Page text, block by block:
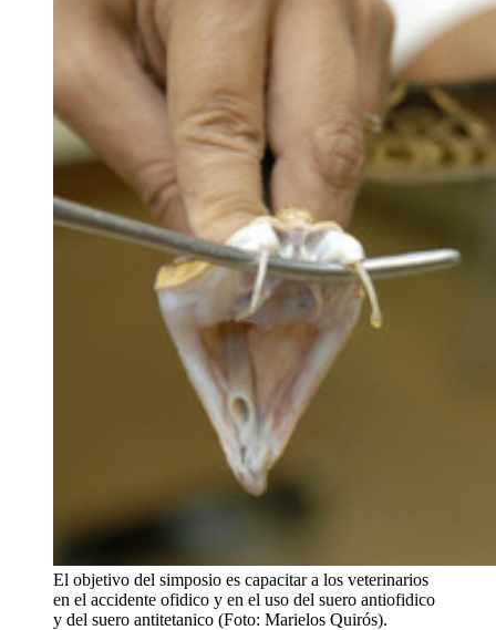
El objetivo del simposio es capacitar a los veterinarios
en el accidente ofidico y en el uso del suero antiofidico
y del suero antitetanico (Foto: Marielos Quirós).